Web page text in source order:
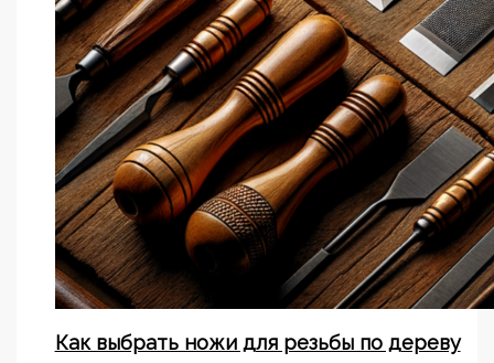
Как выбрать ножи для резьбы по дереву